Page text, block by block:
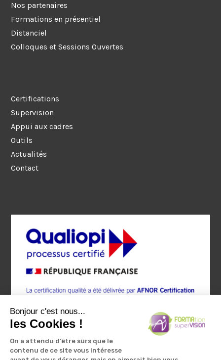
Nos partenaires
Formations en présentiel
Distanciel
Colloques et Sessions Ouvertes
Certifications
Supervision
Appui aux cadres
Outils
Actualités
Contact
Bonjour c'est nous...
les Cookies !
On a attendu d'être sûrs que le
contenu de ce site vous intéresse